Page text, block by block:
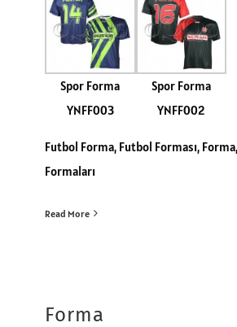
Spor Forma
YNFF003
Spor Forma
YNFF002
Futbol Forma, Futbol Forması,
Formaları
Read More
Forma